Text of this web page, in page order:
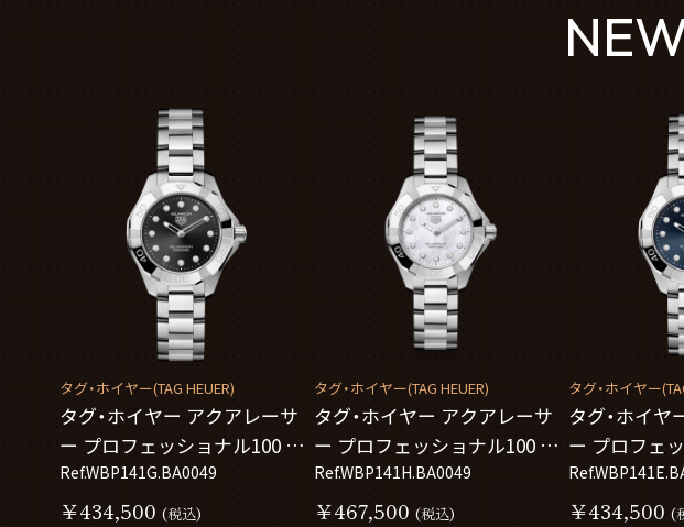
タグ・ホイヤー(TAG HEUER)
タグ・ホイヤー アクアレーサ
ー プロフェッショナル100 ソ
ーラーグラフ
WBP141G.BA0049
Ref.WBP141G.BA0049
￥434,500 (税込)
タグ・ホイヤー(TAG HEUER)
タグ・ホイヤー アクアレーサ
ー プロフェッショナル100 ソ
ーラーグラフ
WBP141H.BA0049
Ref.WBP141H.BA0049
￥467,500 (税込)
タグ・ホイヤー
タグ・ホイヤ
ー プロフェ
ーラーグラフ
￥434,500 (